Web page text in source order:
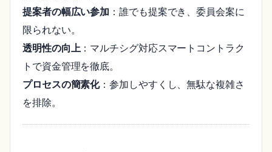
提案者の幅広い参加 ：誰でも提案でき、委員会案に
限られない。
透明性の向上：マルチシグ対応スマートコントラク
トで資金管理を徹底。
プロセスの簡素化：参加しやすくし、無駄な複雑さ
を排除。